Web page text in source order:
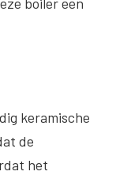
keramische
de
het